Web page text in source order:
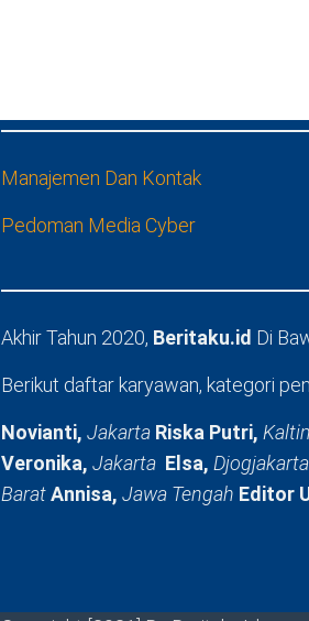
Manajemen Dan Kontak
Pedoman Media Cyber
Akhir Tahun 2020, Beritaku.id Di
Berikut daftar karyawan, kategori
Novianti, Jakarta Riska Putri,
Veronika, Jakarta Elsa, Djogjakarta
BaratAnnisa, Jawa Tengah Editor